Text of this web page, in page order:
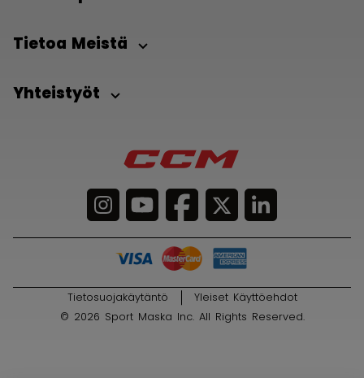
Tietoa Meistä
Yhteistyöt
© 2026 Sport Maska Inc. All Rights Reserved.
Tietosuojakäytäntö Yleiset Käyttöehdot